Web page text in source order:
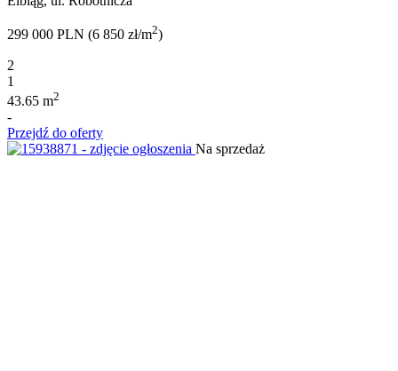
299 000 PLN (6 850 zł/m2)
2
1
43.65 m2
-
Przejdź do oferty
Na sprzedaż